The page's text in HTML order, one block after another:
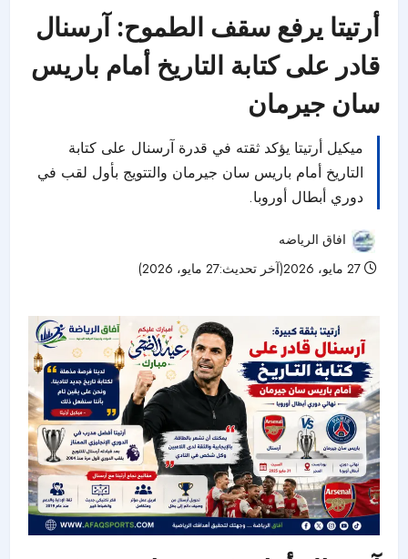
أرتيتا يرفع سقف الطموح: آرسنال
قادر على كتابة التاريخ أمام باريس
سان جيرمان
ميكيل أرتيتا يؤكد ثقته في قدرة آرسنال على كتابة
التاريخ أمام باريس سان جيرمان والتتويج بأول لقب في
دوري أبطال أوروبا.
افاق الرياضه
27 مايو، 2026(آخر تحديث:27 مايو، 2026)